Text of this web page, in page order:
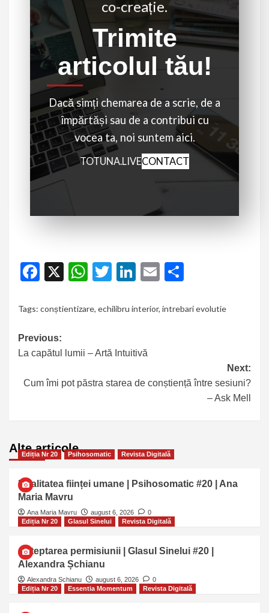
co-creație.
Trimite
articolul tău!
Dacă simți chemarea de a scrie, de a
împărtăși sau de a contribui cu
vocea ta, noi suntem aici.
TOTUNA.LIVECONTACT
Facebook
X WhatsApp
Twitter
LinkedIn
Email
Tags: conștientizare, echilibru interior, intrebari evolutie
Previous:
La capătul lumii – Artă Intuitivă
Next:
Cum îmi pot păstra starea de conștiență între sesiuni?
– Ask Mell
Alte articole…
Ediția Nr 20 Psihosomatic Revista Digitală
Dualitatea ființei umane | Psihosomatic #20 | Ana
Maria Mavru
Ana Maria Mavru august 6, 2026
0
Ediția Nr 20
Glasul Sinelui Revista Digitală
Așteptarea permisiunii | Glasul Sinelui #20 |
Alexandra Șchianu
Alexandra Schianu august 6, 2026
0
Ediția Nr 20
Essentia Momentum Revista Digitală